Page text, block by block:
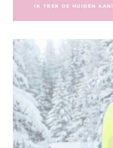
IK TREK DE HUIDEN AAN!